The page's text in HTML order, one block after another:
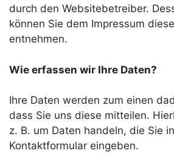
durch den Websitebetreiber.
können Sie dem Impressum
entnehmen.
Wie erfassen wir Ihre Daten?
Ihre Daten werden zum einen
dass Sie uns diese mitteilen.
z. B. um Daten handeln, die Sie
Kontaktformular eingeben.